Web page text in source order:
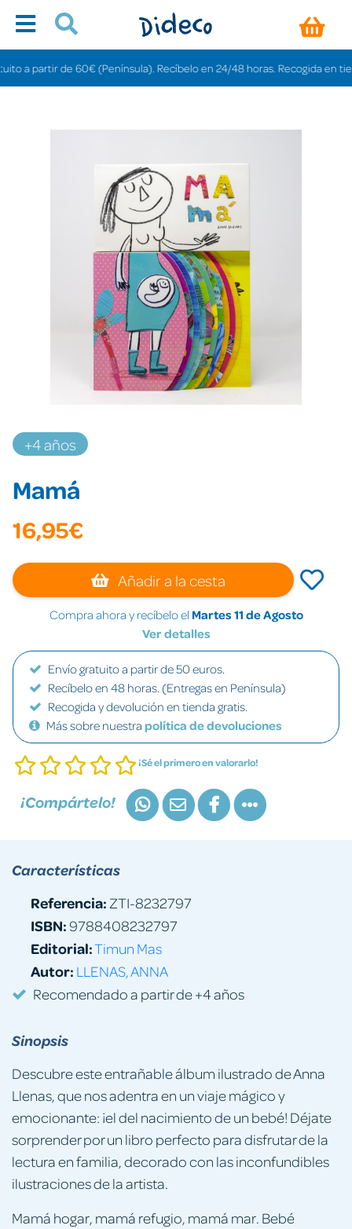
partir de 60€ (Península). Recíbelo en 24/48 horas. Recogida en
+4 años
Mamá
16,95€
Añadir a la cesta
Compra ahora y recíbelo el Martes 11 de Agosto
Ver detalles
Envío gratuito a partir de 50 euros.
Recíbelo en 48 horas. (Entregas en Península)
Recogida y devolución en tienda gratis.
Más sobre nuestra política de devoluciones
¡Sé el primero en valorarlo!
¡Compártelo!
Sinopsis
Descubre este entrañable álbum ilustrado de Anna
Llenas, que nos adentra en un viaje mágico y
emocionante: ¡el del nacimiento de un bebé! Déjate
sorprender por un libro perfecto para disfrutar de la
lectura en familia, decorado con las inconfundibles
ilustraciones de la artista.
Mamá hogar, mamá refugio, mamá mar. Bebé
Características
Referencia: ZTI-8232797
ISBN:9788408232797
Editorial:Timun Mas
Autor: LLENAS, ANNA
Recomendado a partir de +4 años